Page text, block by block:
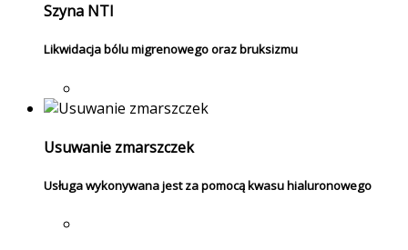
Szyna NTI
Likwidacja bólu migrenowego oraz bruksizmu
Usuwanie zmarszczek
Usługa wykonywana jest za pomocą kwasu hialuronowego